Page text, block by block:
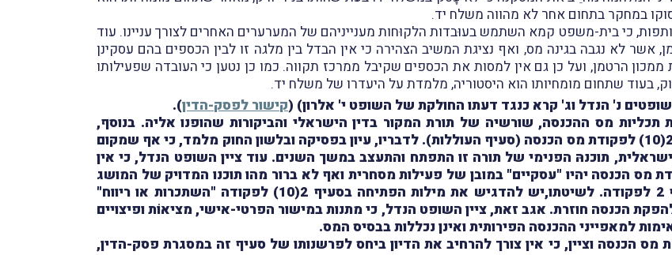
במחקר בתחום אחר לא מהווה משלח יד.
כי בית-משפט קמא השתמש בעוּבדות הלקוּחות מענייניהם של המערערים האחרים לצורך עניינו. עוד
אשר לא נגבה בגינה מס, ואף נציגת המשיב הצהירה כי אין הבדל בין מלגה זו לבין הכספים בהם עסקינן
הרטמן, ועל כן גם אין למסות את הכספים שקיבל ממרכז תקווה. כמו כן נטען כי העובדה שפעילותו
בעוד שתחום מומחיותו הוא היסטוריה, מלמדת על היעדרו של משלח יד.
נ' הנדל וג' קרא כנגד דעתו החולקת של השופט י' אלרון) (קישור לפסק-הדין).
תכליות מס ההכנסה, שורשיה של תורת המקור בדין הישראלי והביקורות שהופנו אליה. בנוסף,
הקדיש השופט הנדל דיון נרחב לגבי הוראות סעיף 2(10) לפקודת מס הכנסה (סעיף העוללות). לדבריו, עיון בפסיקה ובלשון החוק מלמד, כי אף שמקום
תוכנהּ הפנימי של תורה זו התפתח והתעצב במשך השנים. עוד ציין השופט הנדל, כי אין
מס הכנסה יהיו "עסקיים" במובן של פעילות מסחרית ואף לא ברור מהו תוכנו המדויק של המושג
"עסקי" בהקשר של דיני המס בכלל ובפרט בסעיף 2 לפקודה. לשיטתו,יש להדגיש את מילות הפתיחה בסעיף 2(10) לפקודה "השתכרות או ריווח"
הכנסה חוזרת. אגב זאת, ציין השופט הנדל, כי מתנות במישור הפרטי-אישי, מציאוֹת ופיצויים
למאפייני ההכנסה הפירותית ואינן נכללות בבסיס המס.
התייחס להוראות סעיף 9(29) לפקודת מס הכנסה וציין, כי אין צורך להרחיב את הדיון ביחס לפרשנותו של סעיף זה במסגרת פסק-הדין,